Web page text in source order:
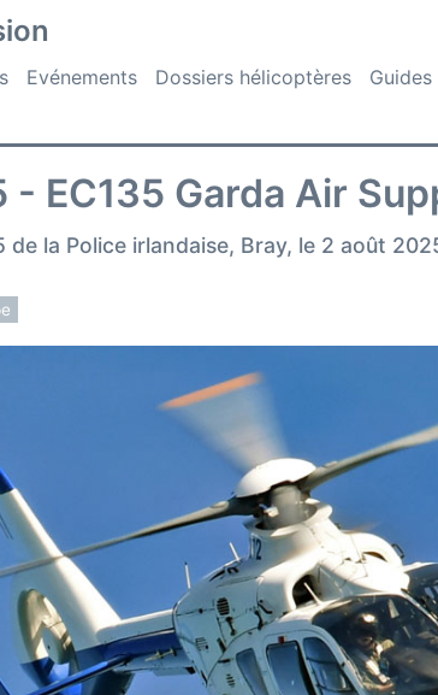
Evénements Dossiers hélicoptères Guides
- EC135 Garda Air
de la Police irlandaise, Bray, le 2 août